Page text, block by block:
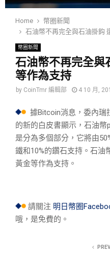
Home
幣圈新聞
石油幣不再完全與石油掛鈎
幣圈新聞
石油幣不再完全與
等作為支持
by CoinTmr 編輯部 4 10 月,
據Bitcoin消息，委內瑞
的新的白皮書顯示，石油
是分為多個部分，它將由
鐵和10%的鑽石支持。石油
黃金等作為支持。
請關注 明日幣圈
哦，是免費的。